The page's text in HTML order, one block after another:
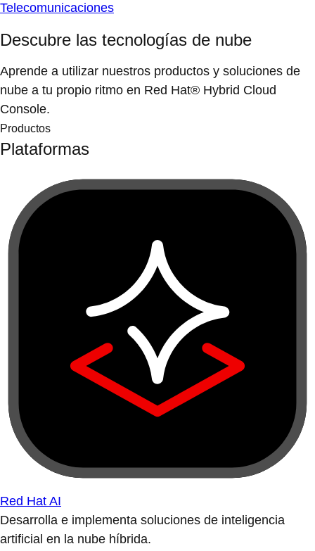
Telecomunicaciones
Descubre las tecnologías de nube
Aprende a utilizar nuestros productos y soluciones de
nube a tu propio ritmo en Red Hat® Hybrid Cloud
Console.
Productos
Plataformas
Red Hat AI
Desarrolla e implementa soluciones de inteligencia
artificial en la nube híbrida.